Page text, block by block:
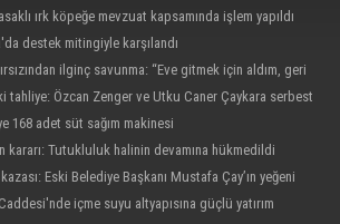
ırk köpeğe mevzuat kapsamında işlem yapıldı
destek mitingiyle karşılandı
ilginç savunma: “Eve gitmek için aldım, geri
tahliye: Özcan Zenger ve Utku Caner Çaykara serbest
168 adet süt sağım makinesi
kararı: Tutukluluk halinin devamına hükmedildi
Eski Belediye Başkanı Mustafa Çay’ın yeğeni
içme suyu altyapısına güçlü yatırım